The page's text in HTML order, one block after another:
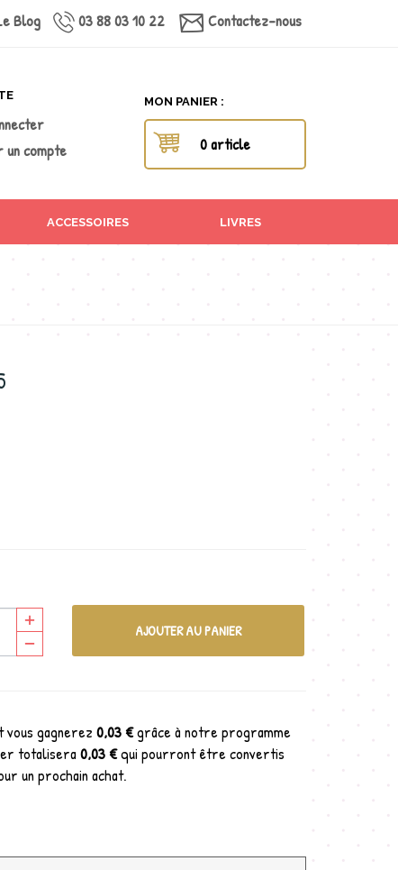
Blog 03 88 03 10 22 Contactez-nous
compte
MON PANIER :
0 article
ACCESSOIRES LIVRES
AJOUTER AU PANIER
vous gagnerez 0,03 €grâce à notre programme
totalisera 0,03 €qui pourront être convertis
un prochain achat.